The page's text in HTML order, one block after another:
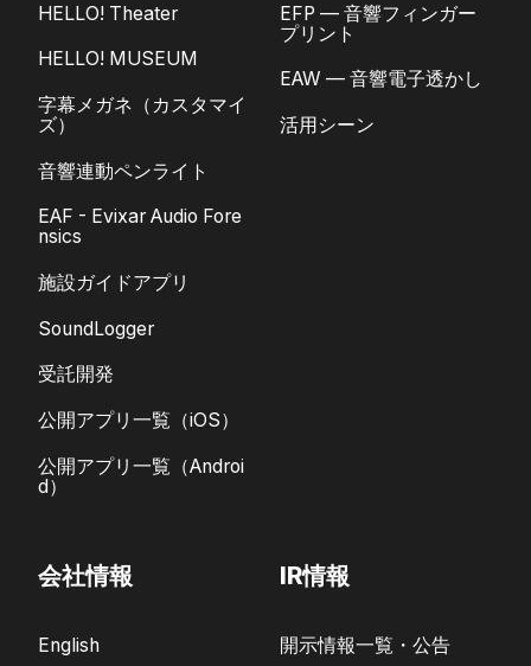
HELLO! Theater
HELLO! MUSEUM
字幕メガネ（カスタマイ
ズ）
音響連動ペンライト
EAF - Evixar Audio Fore
nsics
施設ガイドアプリ
SoundLogger
受託開発
公開アプリ一覧（iOS）
公開アプリ一覧（Androi
d）
EFP — 音響フィンガー
プリント
EAW — 音響電子透かし
活用シーン
会社情報
English
IR情報
開示情報一覧・公告